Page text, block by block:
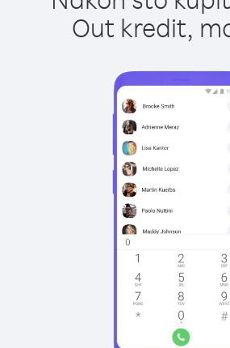
Out kredit,